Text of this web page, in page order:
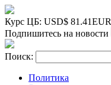
Курс ЦБ: USD$ 81.41EUR
Подпишитесь на новости
Поиск:
Политика